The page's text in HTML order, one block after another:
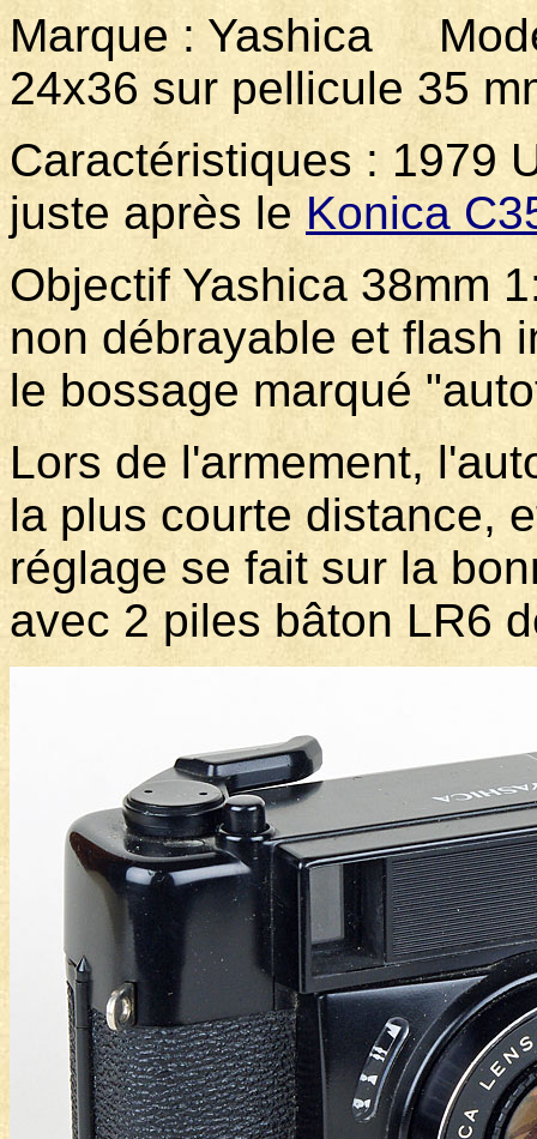
Marque : Yashica
24x36 sur pellicule 35
Caractéristiques : 1979
juste après le Konica
Objectif Yashica 38mm
non débrayable et flash
le bossage marqué
Lors de l'armement,
la plus courte distance,
réglage se fait sur la
avec 2 piles bâton LR6